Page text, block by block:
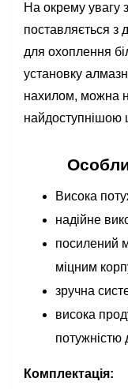
На окрему увагу
поставляється
для охоплення
установку
нахилом, можна
найдоступнішою
Висока
надійне
посилений
міцним
зручна
висока
потужністю
Комплектація: